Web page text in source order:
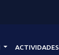
ACTIVIDADES